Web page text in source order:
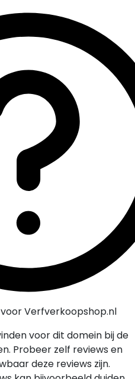
Verfverkoopshop.nl
voor dit domein bij de
Probeer zelf reviews en
deze reviews zijn.